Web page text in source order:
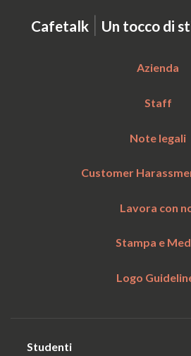
Cafetalk | Un tocco di
Azienda
Staff
Note legali
Customer
Lavora con
Stampa e
Logo
Studenti